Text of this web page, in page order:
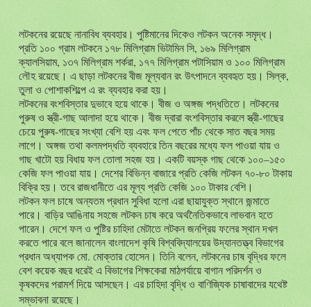
লটকনের রয়েছে নানাবিধ ব্যবহার। পুষ্টিমানের দিকেও লটকন অনেক সমৃদ্ধ।
প্রতি ১০০ গ্রাম লটকনে ১৭৮ মিলিগ্রাম ভিটামিন সি, ১৬৯ মিলিগ্রাম
ক্যালসিয়াম, ১৩৭ মিলিগ্রাম শর্করা, ১৭৭ মিলিগ্রাম পটাসিয়াম ও ১০০ মিলিগ্রাম
লৌহ রয়েছে। এ ছাড়া লটকনের বীজ মূল্যবান রং উৎপাদনে ব্যবহৃত হয়। সিল্ক,
তুলা ও পোশাকশিল্পে এ রং ব্যবহার করা হয়।
লটকনের বংশবিস্তার দুভাবে হয়ে থাকে। বীজ ও অঙ্গজ পদ্ধতিতে। লটকনের
পুরুষ ও স্ত্রী-গাছ আলাদা হয়ে থাকে। বীজ দ্বারা বংশবিস্তার করলে স্ত্রী-গাছের
চেয়ে পুরুষ-গাছের সংখ্যা বেশি হয় এবং ফল পেতে পাঁচ থেকে সাত বছর সময়
লাগে। অঙ্গজ তথা কলমপদ্ধতি ব্যবহারে তিন বছরের মধ্যে ফল পাওয়া যায় ও
গাছ খাটো হয় বিধায় ফল তোলা সহজ হয়। একটি বয়স্ক গাছ থেকে ১০০–১৫০
কেজি ফল পাওয়া যায়। দেশের বিভিন্ন বাজারে প্রতি কেজি লটকন ৭০-৮০ টাকায়
বিক্রি হয়। তবে রাজধানীতে এর মূল্য প্রতি কেজি ১০০ টাকার বেশি।
লটকন ফল চাষে অন্যতম প্রধান সুবিধা হলো এরা ছায়াযুক্ত স্থানে জন্মাতে
পারে। বাড়ির আঙিনায় সহজে লটকন চাষ করে অর্থনৈতিকভাবে লাভবান হতে
পারেন। দেশে ফল ও পুষ্টির চাহিদা মেটাতে লটকন জনপ্রিয় ফলের স্থান দখল
করতে পারে বলে জানালেন বাংলাদেশ কৃষি বিশ্ববিদ্যালয়ের উদ্যানতত্ত্ব বিভাগের
প্রধান অধ্যাপক মো. মোক্তার হোসেন। তিনি বলেন, লটকনের চাষ বৃদ্ধির ফলে
বেশ কয়েক বছর ধরেই এ বিভাগের শিক্ষকেরা মাঠপর্যায়ে বাগান পরিদর্শন ও
কৃষকদের পরামর্শ দিয়ে আসছেন। এর চাহিদা বৃদ্ধি ও বাণিজ্যিক চাষাবাদের যথেষ্ট
সম্ভাবনা রয়েছে।